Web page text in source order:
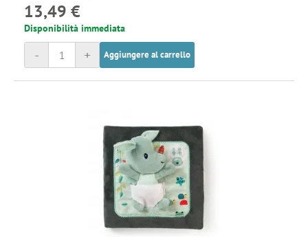
13,49 €
Disponibilità immediata
+
- Aggiungere al carrello